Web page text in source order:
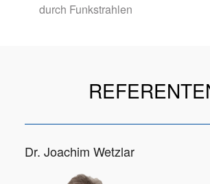
durch Funkstrahlen
Dr. Joachim Wetzlar